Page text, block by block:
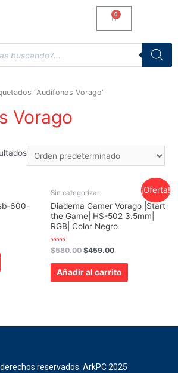
“Audífonos Vorago”
Vorago
600-
¡Oferta!
Sin categorizar
Diadema Gamer Vorago |Start
the Game| HS-502 3.5mm|
RGB| Color Negro
Valorado
con
0
$580.00 $459.00
Añadir al carrito
reservados. ArkPC 2025